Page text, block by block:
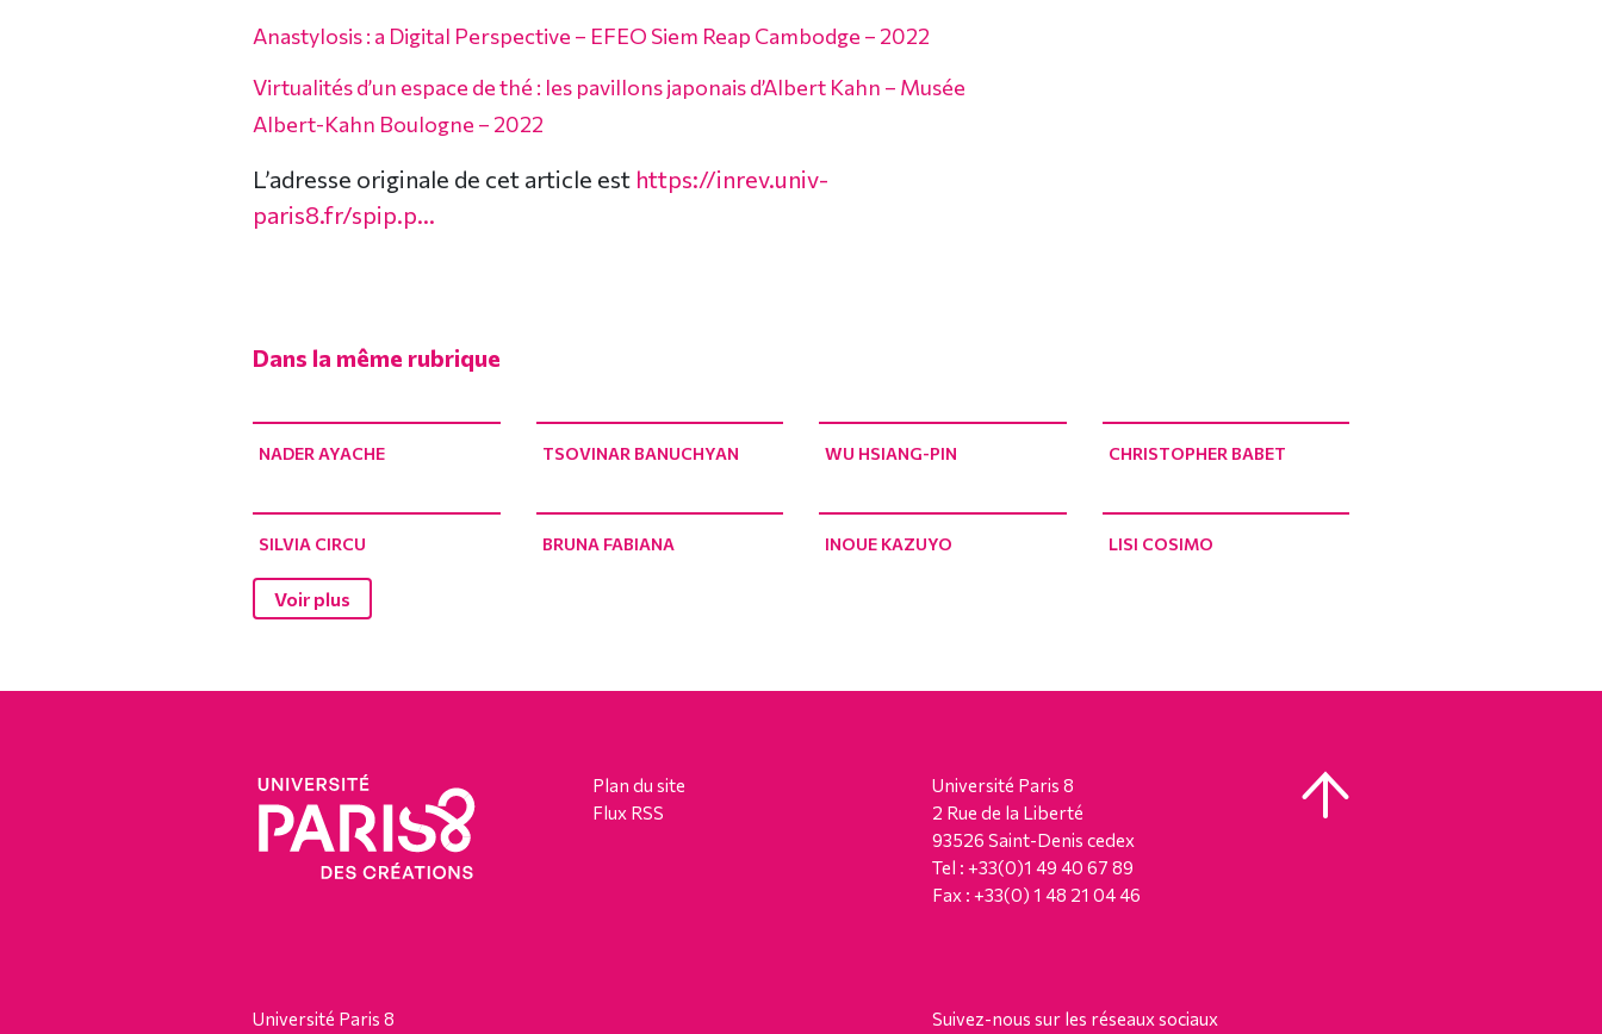
Anastylosis : a Digital Perspective – EFEO Siem Reap Cambodge – 2022
Virtualités d’un espace de thé : les pavillons japonais d’Albert Kahn – Musée
Albert-Kahn Boulogne – 2022
L’adresse originale de cet article est https://inrev.univ-
paris8.fr/spip.p...
Dans la même rubrique
NADER AYACHE TSOVINAR BANUCHYAN WU HSIANG-PIN CHRISTOPHER BABET
SILVIA CIRCU BRUNA FABIANA INOUE KAZUYO LISI COSIMO
Voir plus
Plan du site
Flux RSS
Université Paris 8
2 Rue de la Liberté
93526 Saint-Denis cedex
Tel : +33(0)1 49 40 67 89
Fax : +33(0) 1 48 21 04 46
Université Paris 8 Suivez-nous sur les réseaux sociaux